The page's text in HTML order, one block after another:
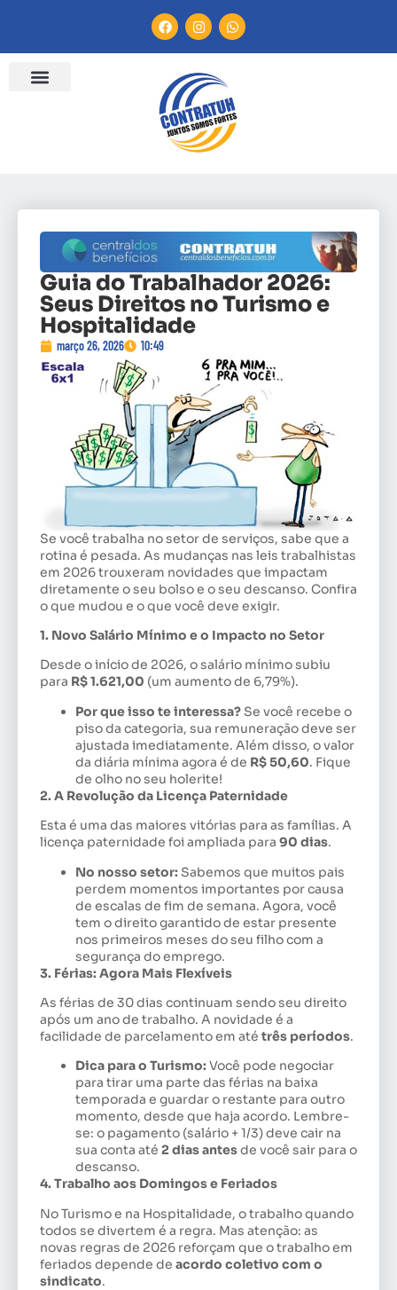
Guia do Trabalhador 2026:
Seus Direitos no Turismo e
Hospitalidade
março 26, 2026 10:49
Se você trabalha no setor de serviços, sabe que a
rotina é pesada. As mudanças nas leis trabalhistas
em 2026 trouxeram novidades que impactam
diretamente o seu bolso e o seu descanso. Confira
o que mudou e o que você deve exigir.
1. Novo Salário Mínimo e o Impacto no Setor
Desde o início de 2026, o salário mínimo subiu
para R$ 1.621,00 (um aumento de 6,79%).
Por que isso te interessa? Se você recebe o
piso da categoria, sua remuneração deve ser
ajustada imediatamente. Além disso, o valor
da diária mínima agora é de R$ 50,60. Fique
de olho no seu holerite!
2. A Revolução da Licença Paternidade
Esta é uma das maiores vitórias para as famílias. A
licença paternidade foi ampliada para 90 dias.
No nosso setor: Sabemos que muitos pais
perdem momentos importantes por causa
de escalas de fim de semana. Agora, você
tem o direito garantido de estar presente
nos primeiros meses do seu filho com a
segurança do emprego.
3. Férias: Agora Mais Flexíveis
As férias de 30 dias continuam sendo seu direito
após um ano de trabalho. A novidade é a
facilidade de parcelamento em até três períodos.
Dica para o Turismo: Você pode negociar
para tirar uma parte das férias na baixa
temporada e guardar o restante para outro
momento, desde que haja acordo. Lembre-
se: o pagamento (salário + 1/3) deve cair na
sua conta até 2 dias antesde você sair para o
descanso.
4. Trabalho aos Domingos e Feriados
No Turismo e na Hospitalidade, o trabalho quando
todos se divertem é a regra. Mas atenção: as
novas regras de 2026 reforçam que o trabalho em
feriados depende de acordo coletivo com o
sindicato.